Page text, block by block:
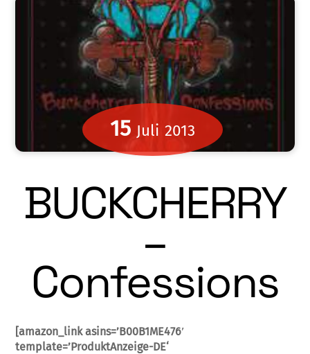
15 Juli 2013
BUCKCHERRY
–
Confessions
[amazon_link asins=’B00B1ME476′
template=’ProduktAnzeige-DE‘